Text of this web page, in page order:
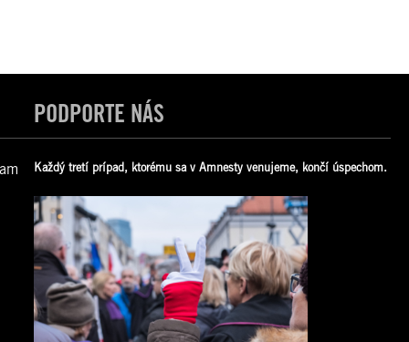
PODPORTE NÁS
Každý tretí prípad, ktorému sa v Amnesty venujeme, končí úspechom.